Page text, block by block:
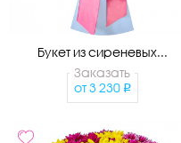
Букет из сиреневых...
Заказать
от 3 230